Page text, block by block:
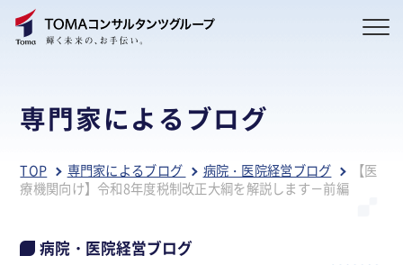
専門家によるブログ
TOP 専門家によるブログ 病院・医院経営ブログ
【医
療機関向け】令和8年度税制改正大綱を解説します－前編
病院・医院経営ブログ